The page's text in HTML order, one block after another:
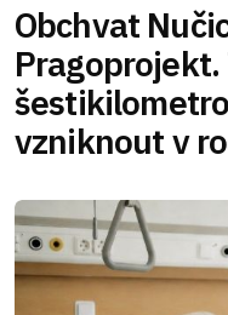
Obchvat
Pragoprojekt.
vzniknout v